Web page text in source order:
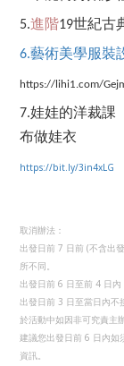
5.進階19世紀古
6.藝術美學服裝
https://lihi1.com/
7.娃娃的洋裁課
布做娃衣
https://bit.ly/3in4xLG
取消辦法：
出發日前 7 日前 (不含出
所不同。
出發日前 6 日至前 4 日內
出發日前 3 日至當日內不
於活動中如因非可究責主
建議您出發日前 6 日內如
資訊。